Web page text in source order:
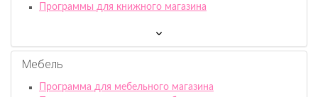
Программы для книжного магазина
Мебель
Программа для мебельного магазина